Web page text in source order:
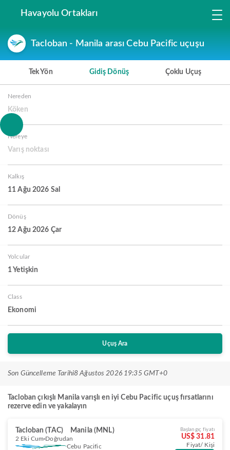
Havayolu Ortakları
Tacloban - Manila arası Cebu Pacific uçuşu
Tek Yön Gidiş Dönüş Çoklu Uçuş
Nereden
Köken
Nereye
Varış noktası
Kalkış
11 Ağu 2026 Sal
Dönüş
12 Ağu 2026 Çar
Yolcular
1 Yetişkin
Class
Ekonomi
Uçuş Ara
Son Güncelleme Tarihi8 Ağustos 2026 19:35 GMT+0
Tacloban çıkışlı Manila varışlı en iyi Cebu Pacific uçuş fırsatlarını
rezerve edin ve yakalayın
Tacloban (TAC) Manila (MNL)
2 Eki Cum Doğrudan
Cebu Pacific
Başlangıç fiyatı
US$ 31.81
Fiyat/ Kişi